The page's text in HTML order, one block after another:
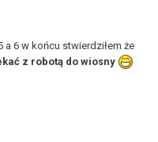
a 6 w końcu stwierdziłem że
z robotą do wiosny